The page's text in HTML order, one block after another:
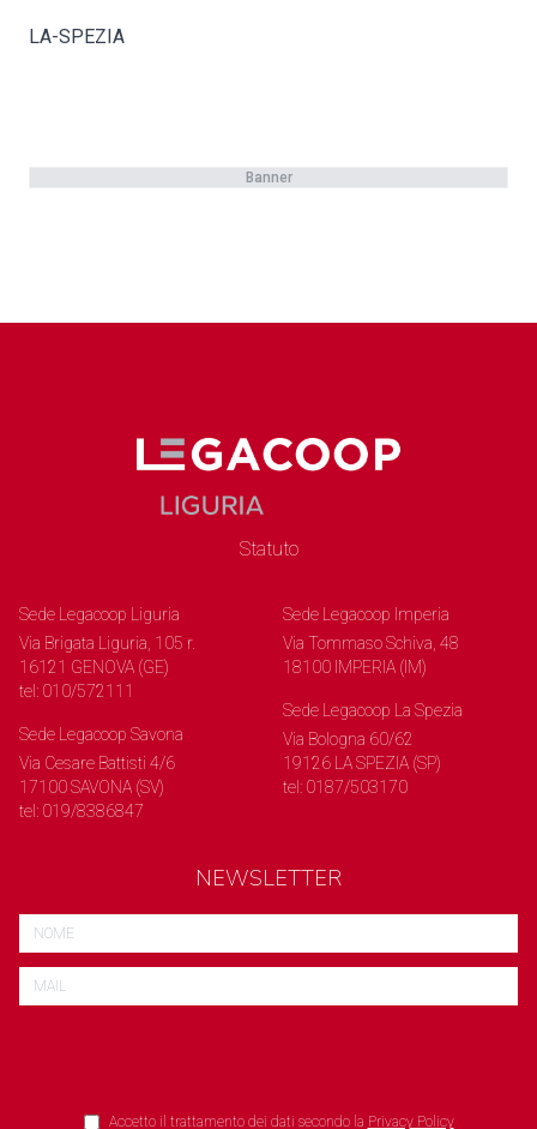
LA-SPEZIA
Banner
Statuto
Sede Legacoop Liguria
Via Brigata Liguria, 105 r.
16121 GENOVA (GE)
tel: 010/572111
Sede Legacoop Savona
Via Cesare Battisti 4/6
17100 SAVONA (SV)
tel: 019/8386847
Sede Legacoop Imperia
Via Tommaso Schiva, 48
18100 IMPERIA (IM)
Sede Legacoop La Spezia
Via Bologna 60/62
19126 LA SPEZIA (SP)
tel: 0187/503170
NEWSLETTER
Accetto il trattamento dei dati secondo la Privacy Policy